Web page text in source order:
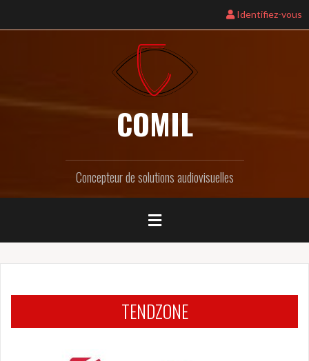
Identifiez-vous
COMIL
Concepteur de solutions audiovisuelles
TENDZONE